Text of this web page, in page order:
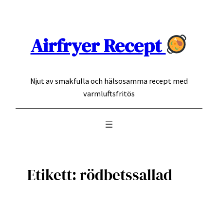
Airfryer Recept
Njut av smakfulla och hälsosamma recept med
varmluftsfritös
Etikett:rödbetssallad